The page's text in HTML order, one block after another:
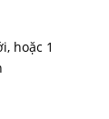
hoặc 1